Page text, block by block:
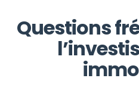
Questions